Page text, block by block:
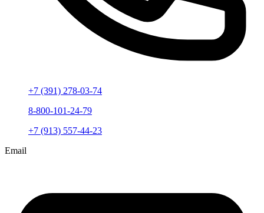
+7 (391) 278-03-74
8-800-101-24-79
+7 (913) 557-44-23
Email